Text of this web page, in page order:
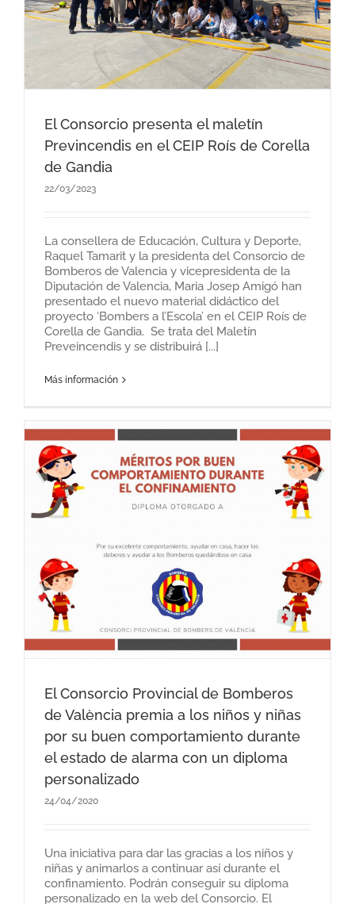
El Consorcio presenta el maletín
Previncendis en el CEIP Roís de Corella
de Gandia
22/03/2023
La consellera de Educación, Cultura y Deporte,
Raquel Tamarit y la presidenta del Consorcio de
Bomberos de Valencia y vicepresidenta de la
Diputación de Valencia, Maria Josep Amigó han
presentado el nuevo material didáctico del
proyecto ‘Bombers a l’Escola’ en el CEIP Roís de
Corella de Gandia. Se trata del Maletín
Preveincendis y se distribuirá [...]
Más información
El Consorcio Provincial de Bomberos
de València premia a los niños y niñas
por su buen comportamiento durante
el estado de alarma con un diploma
personalizado
24/04/2020
Una iniciativa para dar las gracias a los niños y
niñas y animarlos a continuar así durante el
confinamiento. Podrán conseguir su diploma
personalizado en la web del Consorcio. El